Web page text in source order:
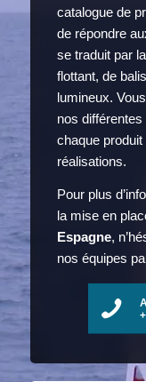
catalogue de
de répondre
se traduit par
flottant, de
lumineux.
nos
chaque
réalisations.
Pour plus
la mise en
Espagne,
nos équipes